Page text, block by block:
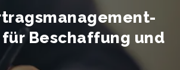
Beschaffung und